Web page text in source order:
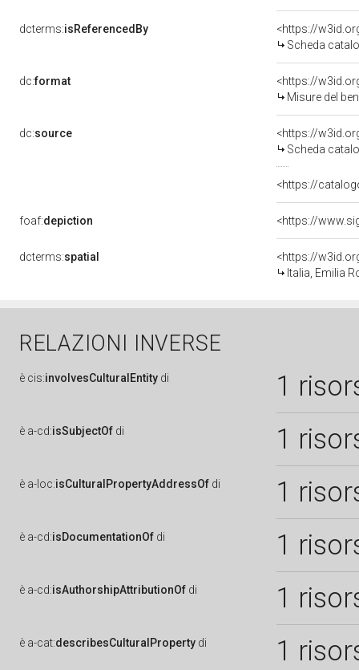
dcterms:isReferencedBy
<https://
Scheda
dc:format
<https://
Misure del
dc:source
<https://
Scheda
<https://
foaf:depiction <https://
dcterms:spatial
<https://
Italia, Emilia
RELAZIONI INVERSE
è cis:involvesCulturalEntity di 1
è a-cd:isSubjectOf di 1
è a-loc:isCulturalPropertyAddressOf di 1
è a-cd:isDocumentationOf di 1
è a-cd:isAuthorshipAttributionOf di 1
è a-cat:describesCulturalProperty di 1